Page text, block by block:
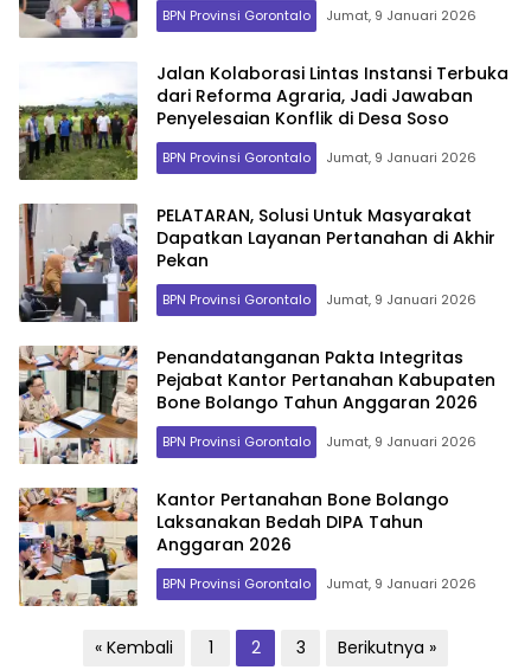
BPN Provinsi Gorontalo Jumat, 9 Januari 2026
Jalan Kolaborasi Lintas Instansi Terbuka
dari Reforma Agraria, Jadi Jawaban
Penyelesaian Konflik di Desa Soso
BPN Provinsi Gorontalo Jumat, 9 Januari 2026
PELATARAN, Solusi Untuk Masyarakat
Dapatkan Layanan Pertanahan di Akhir
Pekan
BPN Provinsi Gorontalo Jumat, 9 Januari 2026
Penandatanganan Pakta Integritas
Pejabat Kantor Pertanahan Kabupaten
Bone Bolango Tahun Anggaran 2026
BPN Provinsi Gorontalo Jumat, 9 Januari 2026
Kantor Pertanahan Bone Bolango
Laksanakan Bedah DIPA Tahun
Anggaran 2026
BPN Provinsi Gorontalo Jumat, 9 Januari 2026
Paginasi« Kembali 1 2 3 Berikutnya »